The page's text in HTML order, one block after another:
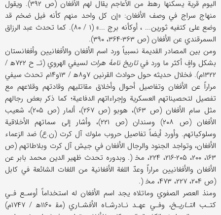
اليوم قرية يسكنها رهط من الأعاجم يقال لهم الأفغان (ص ۳۹۲). ويقول
منهاج سراج في وصف الأفغان: «إن كل واحد منهم كأنه فيل ضخم قد
وضع على كتفيه ثورين... ، أوكأنه برج ...» (۱ / ۸۰). كما تحدث عبد الرزاق
السمرقندي عن الأفغان (ص ۳۶۳-۳۶۴، ۳۹۰).
ومن بين المصادر القديمة نسبياً ورد اسم الأفغان والأفغانيين وأفغانستان
بشكل وافٍ أكثر ما ورد فيتاريخ نامۀ هرات
لسيفي الهروي (تـ ح ۷۲۲ه‍ /
۱۳۲۲م). فخلال حديثه حول حوادث القرنين ۷و۸ه‍ / ۱۳و۱۴م تحدث سيفي
مراراً عن الأفغان وتفاصيل أحوال وأخلاق مقاتليهم وقادتهم وقلاعهم مع
تفصيل لتحصيناتهم العسكرية وإجراءاتهم الدفاعية؛ كما ذكر بعض رجالهم
مثل سام الأفغان (ص ۱۶۳)، هوبو (ص ۲۶۷)، ألمار (ص ۲۰۵)، شعيب
الأفغان (ص ۲۰۸) وسندان (ص ۲۲۱)، وأشار إلى سماتهم الأخلاقية
وسلوكياتهم. وأورد أيضاً تفاصيل حروب ملوك آل كرت (ن.ع) ضد الزعماء
الأفغان، وتواجد الجنود والرجال الأفغان في جيش آل كرت وبلاطاتهم (ص
۱۶۳، ۲۰۰، ۲۰۵-۲۱۶، ۲۲۴، مخ‍ (. وبدوره تحدث ظهير الدين محمد بابر عن
الأفغان والأفغانيين مراراً وعدّ اللغة الأفغانية من اللغات الشائعة في كابل
(ص ۲۰۴، ۲۲۷، ۴۷۳، مخ‍ (.
ومنذ العصر الصفوي وماتلاه يجد اسم الأفغان له استخداماً أوسـع فـي
كتـب التـاريـخ،
وفـي عهـد نـادرشـاه الأفشـاري (مق‍ ‍‌۱۱۶۰ه‍ / ۱۷۴۷م)